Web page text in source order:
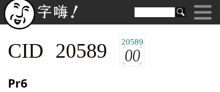
CID 20589 20589
Pr6